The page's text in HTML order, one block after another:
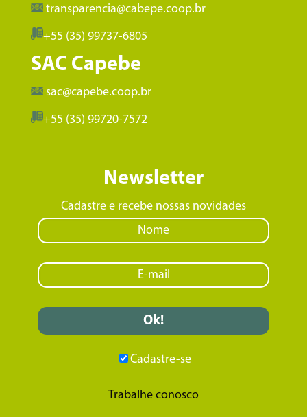
transparencia@cabepe.coop.br
+55 (35) 99737-6805
SAC Capebe
sac@capebe.coop.br
+55 (35) 99720-7572
Newsletter
Cadastre e recebe nossas novidades
Cadastre-se
Trabalhe conosco